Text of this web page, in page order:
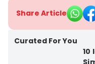
Share Article
Curated For You
10